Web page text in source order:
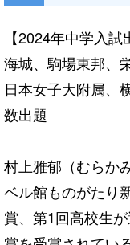
【2024年中学入試
海城、駒場東邦、
日本女子大附属、
数出題
村上雅郁（むらか
ベル館ものがたり
賞、第1回高校生